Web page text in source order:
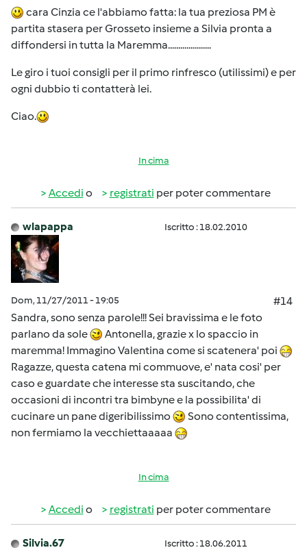
cara Cinzia ce l'abbiamo fatta: la tua preziosa PM è
partita stasera per Grosseto insieme a Silvia pronta a
diffondersi in tutta la Maremma.....................
Le giro i tuoi consigli per il primo rinfresco (utilissimi) e per
ogni dubbio ti contatterà lei.
Ciao.
In cima
Accedi o registrati per poter commentare
wlapappa Iscritto : 18.02.2010
Dom, 11/27/2011 - 19:05
#14
Sandra, sono senza parole!!! Sei bravissima e le foto
parlano da sole
Antonella, grazie x lo spaccio in
maremma! Immagino Valentina come si scatenera' poi
Ragazze, questa catena mi commuove, e' nata cosi' per
caso e guardate che interesse sta suscitando, che
occasioni di incontri tra bimbyne e la possibilita' di
cucinare un pane digeribilissimo
Sono contentissima,
non fermiamo la vecchiettaaaaa
In cima
Accedi o registrati per poter commentare
Silvia.67 Iscritto : 18.06.2011